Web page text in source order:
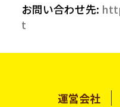
お問い合わせ先:
t
運営会社